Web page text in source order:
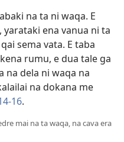
na ta ni waqa. E
ena vanua ni ta
sema vata. E taba
rumu, e dua tale ga
na dela ni waqa na
na dokana me
16.
mai na ta waqa, na cava era